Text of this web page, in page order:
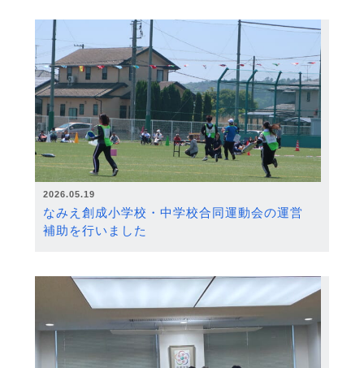
2026.05.19
なみえ創成小学校・中学校合同運動会の運営
補助を行いました